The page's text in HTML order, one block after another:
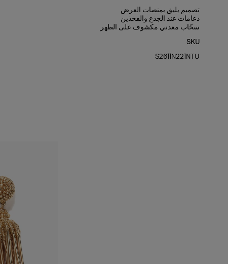
تصميم يليق بمنصات العرض
دعامات عند الجذع والفخذين
سحّاب معدني مكشوف على الظهر
SKU
S2611N221NTU
طول العارضة 175 سم/ 5 أقدام و7 بوصات، وترتدي المقاس الأمريكي 2
تنظيف جاف فقط
صُنعت في